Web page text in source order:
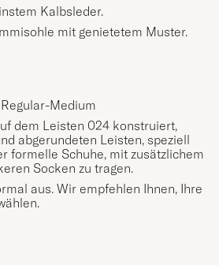
Kalbsleder.
mit genietetem Muster.
Medium
dem Leisten 024 konstruiert,
abgerundeten Leisten, speziell
formelle Schuhe, mit zusätzlichem
Socken zu tragen.
aus. Wir empfehlen Ihnen, Ihre